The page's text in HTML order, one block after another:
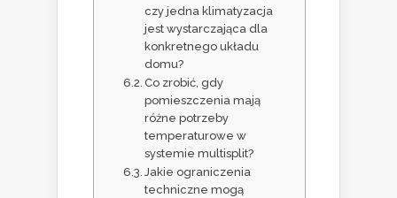
czy jedna klimatyzacja
jest wystarczająca dla
konkretnego układu
domu?
Co zrobić, gdy
pomieszczenia mają
różne potrzeby
temperaturowe w
systemie multisplit?
Jakie ograniczenia
techniczne mogą